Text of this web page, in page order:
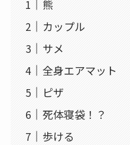
熊
カップル
サメ
全身エアマット
ピザ
死体寝袋！？
歩ける